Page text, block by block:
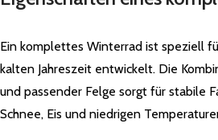
Ein komplettes Winterrad ist speziell
kalten Jahreszeit entwickelt. Die
und passender Felge sorgt für stabile
Schnee, Eis und niedrigen